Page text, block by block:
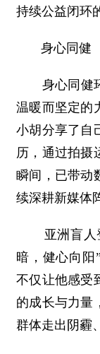
持续公益闭环
身心同健
身心同健环
温暖而坚定的
小胡分享了自
历，通过拍摄
瞬间，已带动
续深耕新媒体
亚洲盲人登
暗，健心向阳
不仅让他感受
的成长与力量
群体走出阴霾